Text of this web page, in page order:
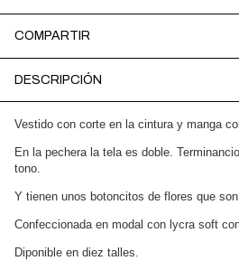
COMPARTIR
DESCRIPCIÓN
Vestido con corte en la cintura y manga
En la pechera la tela es doble.
tono.
Y tienen unos botoncitos de flores que
Confeccionada en modal con lycra soft
Diponible en diez talles.